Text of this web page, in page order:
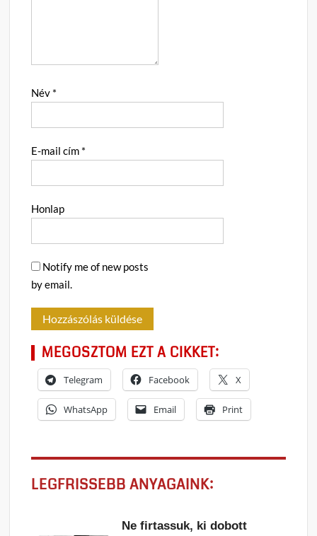
Név *
E-mail cím *
Honlap
Notify me of new posts
by email.
MEGOSZTOM EZT A CIKKET:
Telegram Facebook X
WhatsApp Email Print
LEGFRISSEBB ANYAGAINK:
Ne firtassuk, ki dobott